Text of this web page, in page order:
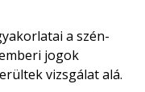
a szén-
jogok
vizsgálat alá.